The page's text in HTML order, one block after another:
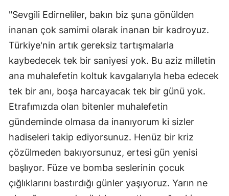
"Sevgili Edirneliler, bakın biz şuna gönülden
inanan çok samimi olarak inanan bir kadroyuz.
Türkiye'nin artık gereksiz tartışmalarla
kaybedecek tek bir saniyesi yok. Bu aziz milletin
ana muhalefetin koltuk kavgalarıyla heba edecek
tek bir anı, boşa harcayacak tek bir günü yok.
Etrafımızda olan bitenler muhalefetin
gündeminde olmasa da inanıyorum ki sizler
hadiseleri takip ediyorsunuz. Henüz bir kriz
çözülmeden bakıyorsunuz, ertesi gün yenisi
başlıyor. Füze ve bomba seslerinin çocuk
çığlıklarını bastırdığı günler yaşıyoruz. Yarın ne